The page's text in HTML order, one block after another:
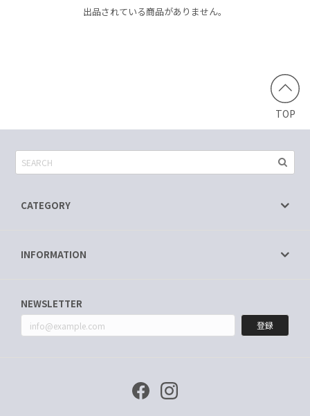
出品されている商品がありません。
TOP
CATEGORY
INFORMATION
NEWSLETTER
登録